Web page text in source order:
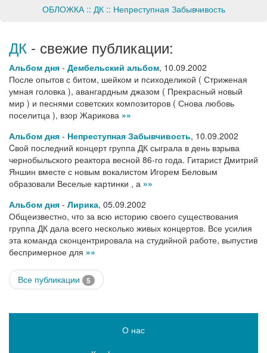
ОБЛОЖКА :: ДК :: Непреступная Забывчивость
ДК - свежие публикации:
Альбом дня - Дембельский альбом, 10.09.2002
После опытов с битом, шейком и психоделикой ( Стриженая
умная головка ), авангардным джазом ( Прекрасный новый
мир ) и песнями советских композиторов ( Снова любовь
поселитца ), взор Жарикова »»
Альбом дня - Непреступная Забывчивость, 10.09.2002
Cвой последний концерт группа ДК сыграла в день взрыва
чернобыльского реактора весной 86-го года. Гитарист Дмитрий
Яншин вместе с новым вокалистом Игорем Беловым
образовали Веселые картинки , а »»
Альбом дня - Лирика, 05.09.2002
Общеизвестно, что за всю историю своего существования
группа ДК дала всего несколько живых концертов. Все усилия
эта команда сконцентрировала на студийной работе, выпустив
беспримерное для »»
Все публикации 5
О нас